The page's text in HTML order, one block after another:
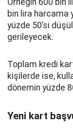
Örneğin 600 bin
bin lira harcama
yüzde 50’si
gerileyecek.
Toplam kredi
kişilerde ise,
dönemin yüzde
Yeni kart